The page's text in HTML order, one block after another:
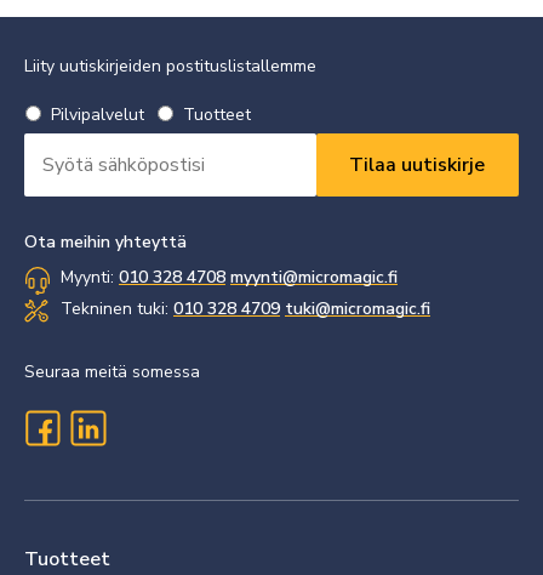
Liity uutiskirjeiden postituslistallemme
Valitse
uutiskirje
*
Vaaditaan
Pilvipalvelut Tuotteet
*
Vaaditaan
Ota meihin yhteyttä
Myynti: 010 328 4708 myynti@micromagic.fi
Tekninen tuki: 010 328 4709 tuki@micromagic.fi
Seuraa meitä somessa
Tuotteet